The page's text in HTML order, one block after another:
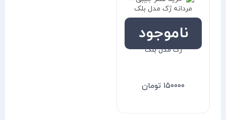
ناموجود
خرید عطر جیبی مردانه
ژک مدل بلک
۱۵۰۰۰۰ تومان